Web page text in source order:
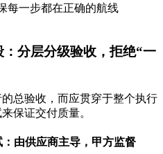
每一步都在正确的航线
分层分级验收，拒绝“一
总验收，而应贯穿于整个执行
保证交付质量。
由供应商主导，甲方监督